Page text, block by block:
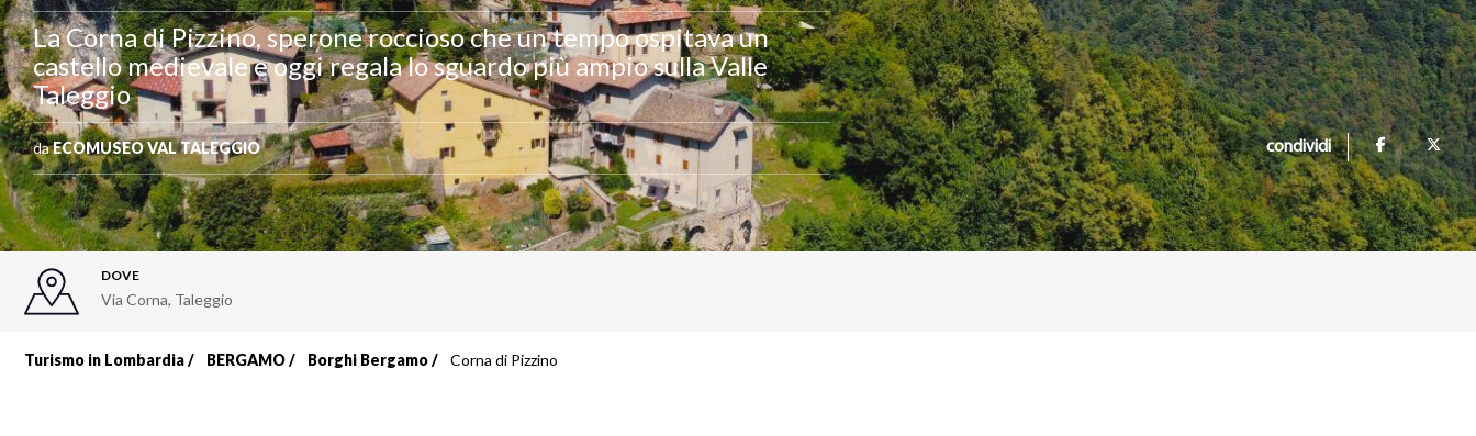
La Corna di Pizzino, sperone roccioso che un tempo ospitava un
castello medievale e oggi regala lo sguardo più ampio sulla Valle
Taleggio
daECOMUSEO VAL TALEGGIO condividi
DOVE
Via Corna, Taleggio
Turismo in Lombardia BERGAMO Borghi Bergamo Corna di Pizzino